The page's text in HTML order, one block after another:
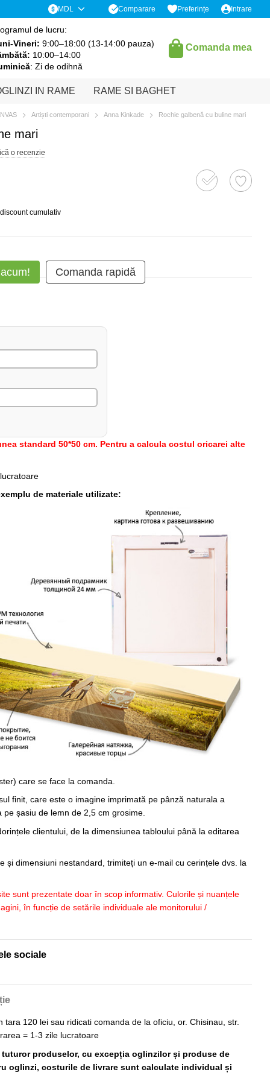
MDL Comparare Preferințe Intrare
de lucru:
Vineri: 9:00–18:00 (13-14:00 pauza)
10:00–14:00
: Zi de odihnă
Comanda mea
IN RAME RAME SI BAGHET
Artiști contemporani Anna Kinkade Rochie galbenă cu buline mari
mari
o recenzie
cumulativ
Comanda rapidă
standard 50*50 cm. Pentru a calcula costul oricarei alte
de materiale utilizate:
care se face la comanda.
finit, care este o imagine imprimată pe pânză naturala a
șasiu de lemn de 2,5 cm grosime.
clientului, de la dimensiunea tabloului până la editarea
și dimensiuni nestandard, trimiteți un e-mail cu cerințele dvs. la
sunt prezentate doar în scop informativ. Culorile și nuanțele
în funcție de setările individuale ale monitorului /
sociale
tara 120 lei sau ridicati comanda de la oficiu, or. Chisinau, str.
= 1-3 zile lucratoare
produselor, cu excepția oglinzilor și produse de
oglinzi, costurile de livrare sunt calculate individual și